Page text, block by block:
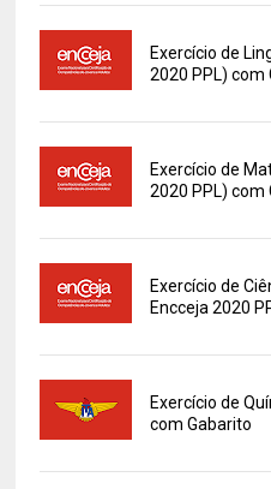
Exercício de
2020 PPL) com
Exercício de
2020 PPL) com
Exercício de
Encceja 2020
Exercício de
com Gabarito